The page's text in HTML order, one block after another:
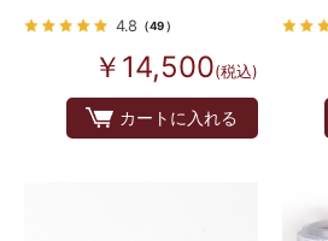
4.8 （49）
￥14,500(税込)
カートに入れる